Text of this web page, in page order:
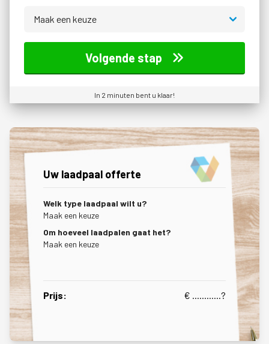
Volgende stap
In 2 minuten bent u klaar!
Uw laadpaal offerte
Welk type laadpaal wilt u?
Maak een keuze
Om hoeveel laadpalen gaat het?
Maak een keuze
Prijs: € ............ ?